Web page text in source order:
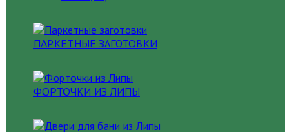
ПАРКЕТНЫЕ ЗАГОТОВКИ
ФОРТОЧКИ ИЗ ЛИПЫ